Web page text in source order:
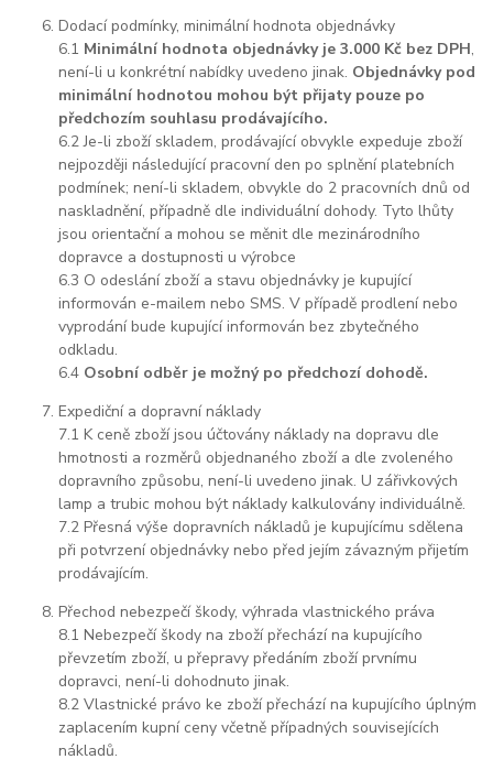
Dodací podmínky, minimální hodnota objednávky
6.1 Minimální hodnota objednávky je 3.000 Kč bez DPH,
není-li u konkrétní nabídky uvedeno jinak. Objednávky pod
minimální hodnotou mohou být přijaty pouze po
předchozím souhlasu prodávajícího.
6.2 Je-li zboží skladem, prodávající obvykle expeduje zboží
nejpozději následující pracovní den po splnění platebních
podmínek; není-li skladem, obvykle do 2 pracovních dnů od
naskladnění, případně dle individuální dohody. Tyto lhůty
jsou orientační a mohou se měnit dle mezinárodního
dopravce a dostupnosti u výrobce
6.3 O odeslání zboží a stavu objednávky je kupující
informován e-mailem nebo SMS. V případě prodlení nebo
vyprodání bude kupující informován bez zbytečného
odkladu.
6.4 Osobní odběr je možný po předchozí dohodě.
Expediční a dopravní náklady
7.1 K ceně zboží jsou účtovány náklady na dopravu dle
hmotnosti a rozměrů objednaného zboží a dle zvoleného
dopravního způsobu, není-li uvedeno jinak. U zářivkových
lamp a trubic mohou být náklady kalkulovány individuálně.
7.2 Přesná výše dopravních nákladů je kupujícímu sdělena
při potvrzení objednávky nebo před jejím závazným přijetím
prodávajícím.
Přechod nebezpečí škody, výhrada vlastnického práva
8.1 Nebezpečí škody na zboží přechází na kupujícího
převzetím zboží, u přepravy předáním zboží prvnímu
dopravci, není-li dohodnuto jinak.
8.2 Vlastnické právo ke zboží přechází na kupujícího úplným
zaplacením kupní ceny včetně případných souvisejících
nákladů.